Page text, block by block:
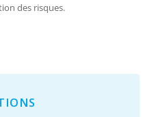
des risques.